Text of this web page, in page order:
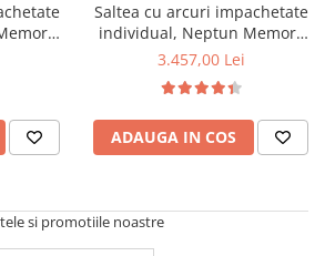
husa
Saltea cu arcuri impachetate
individual, Neptun Memory
Pocket Comfort
confort, spuma poliuretanica
HR, memory foam 4 cm, husa
detasabila 3D, hipoalergenica,
fermitate medie, Saltsib
3.457,00 Lei
ADAUGA IN COS
si promotiile noastre